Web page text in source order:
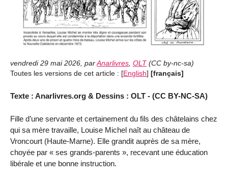
vendredi 29 mai 2026, parAnarlivres, OLT (CC by-nc-sa)
Toutes les versions de cet article : [English] [français]
Texte : Anarlivres.org & Dessins : OLT - (CC BY-NC-SA)
Fille d’une servante et certainement du fils des châtelains chez
qui sa mère travaille, Louise Michel naît au château de
Vroncourt (Haute-Marne). Elle grandit auprès de sa mère,
choyée par « ses grands-parents », recevant une éducation
libérale et une bonne instruction.